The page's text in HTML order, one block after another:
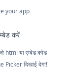
your app
करें
html या एम्बेड कोड
Picker दिखाई देगा!